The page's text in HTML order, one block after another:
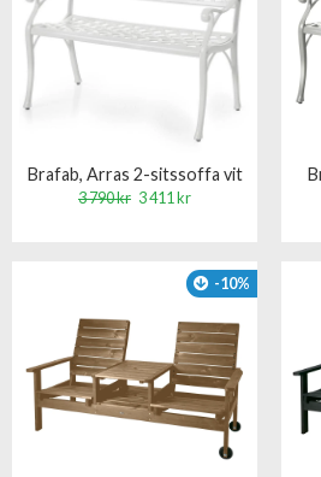
Brafab, Arras 2-sitssoffa vit
3 790 kr 3 411 kr
-10%